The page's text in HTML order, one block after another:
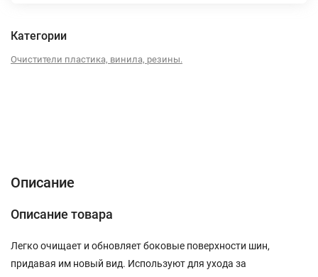
Категории
Очистители пластика, винила, резины.
Описание
Описание товара
Легко очищает и обновляет боковые поверхности шин,
придавая им новый вид. Используют для ухода за